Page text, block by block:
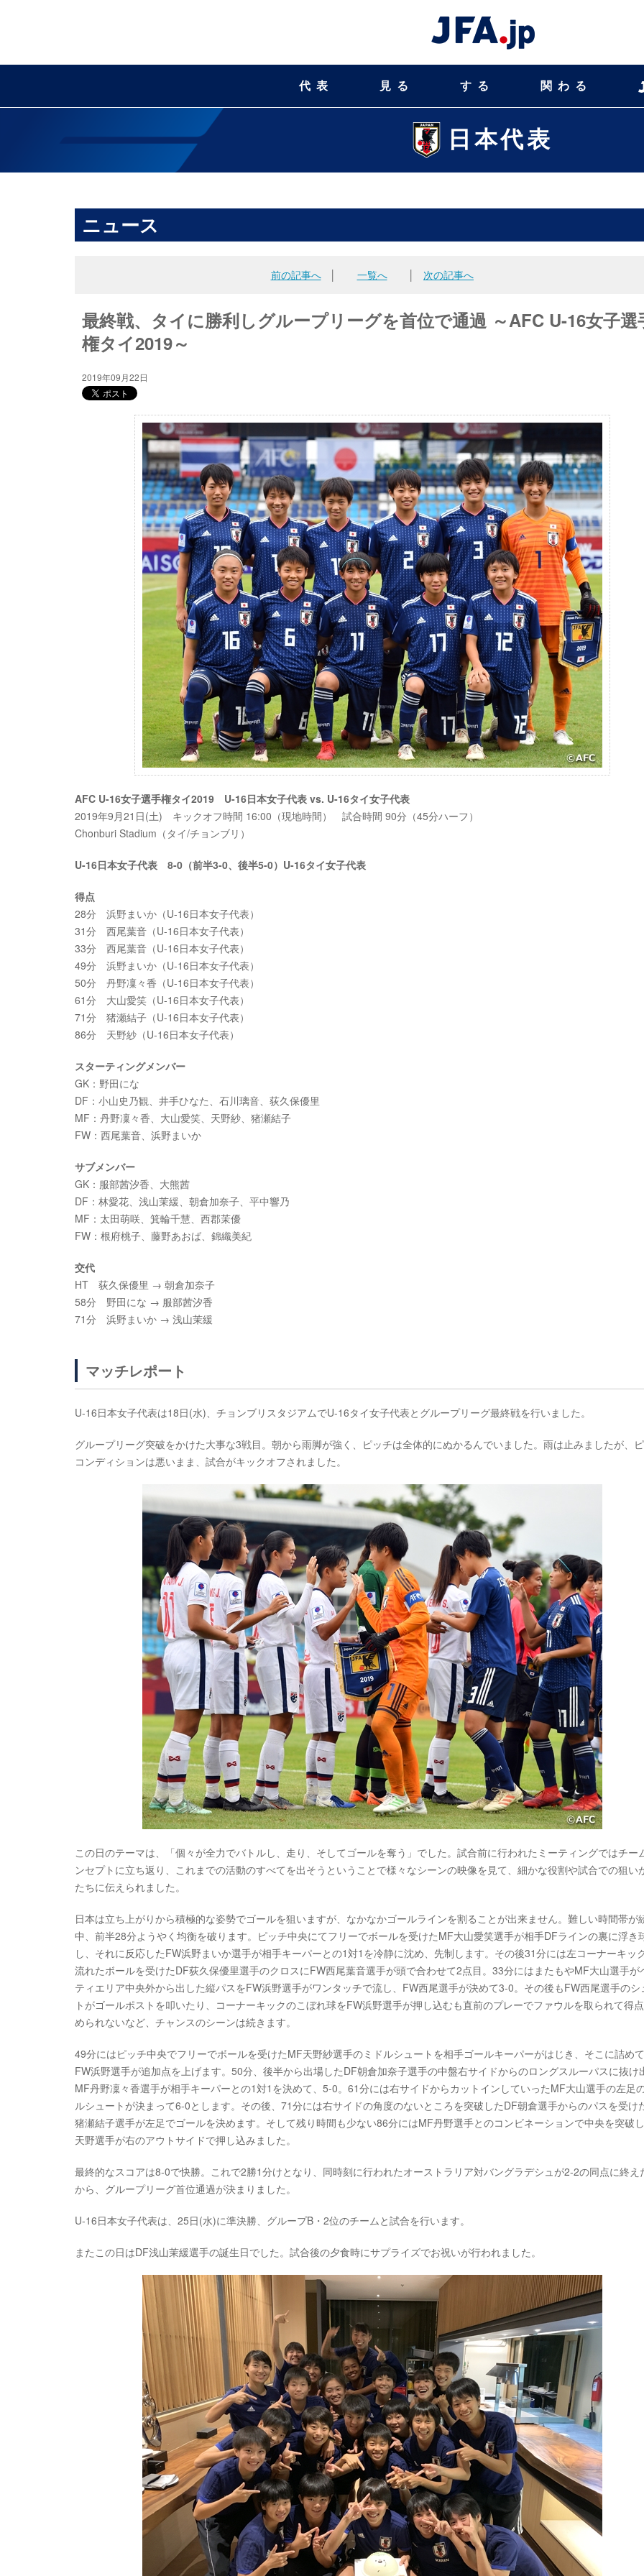
代表 見る する 関わる
日本代表
ニュース
前の記事へ│ 一覧へ 次の記事へ
最終戦、タイに勝利しグループリーグを首位で通過 ～AFC U-16女子選
権タイ2019～
2019年09月22日
AFC U-16女子選手権タイ2019 U-16日本女子代表 vs. U-16タイ女子代表
2019年9月21日(土) キックオフ時間 16:00（現地時間） 試合時間 90分（45分ハーフ）
Chonburi Stadium（タイ/チョンブリ）
U-16日本女子代表 8-0（前半3-0、後半5-0）U-16タイ女子代表
得点
28分 浜野まいか（U-16日本女子代表）
31分 西尾葉音（U-16日本女子代表）
33分 西尾葉音（U-16日本女子代表）
49分 浜野まいか（U-16日本女子代表）
50分 丹野凜々香（U-16日本女子代表）
61分 大山愛笑（U-16日本女子代表）
71分 猪瀬結子（U-16日本女子代表）
86分 天野紗（U-16日本女子代表）
スターティングメンバー
GK：野田にな
DF：小山史乃観、井手ひなた、石川璃音、荻久保優里
MF：丹野凜々香、大山愛笑、天野紗、猪瀬結子
FW：西尾葉音、浜野まいか
サブメンバー
GK：服部茜汐香、大熊茜
DF：林愛花、浅山茉緩、朝倉加奈子、平中響乃
MF：太田萌咲、箕輪千慧、西郡茉優
FW：根府桃子、藤野あおば、錦織美紀
交代
HT 荻久保優里 → 朝倉加奈子
58分 野田にな → 服部茜汐香
71分 浜野まいか → 浅山茉緩
マッチレポート
U-16日本女子代表は18日(水)、チョンブリスタジアムでU-16タイ女子代表とグループリーグ最終戦を行いました。
グループリーグ突破をかけた大事な3戦目。朝から雨脚が強く、ピッチは全体的にぬかるんでいました。雨は止みましたが、
コンディションは悪いまま、試合がキックオフされました。
この日のテーマは、「個々が全力でバトルし、走り、そしてゴールを奪う」でした。試合前に行われたミーティングではチー
ンセプトに立ち返り、これまでの活動のすべてを出そうということで様々なシーンの映像を見て、細かな役割や試合での狙い
たちに伝えられました。
日本は立ち上がりから積極的な姿勢でゴールを狙いますが、なかなかゴールラインを割ることが出来ません。難しい時間帯が
中、前半28分ようやく均衡を破ります。ピッチ中央にてフリーでボールを受けたMF大山愛笑選手が相手DFラインの裏に浮き
し、それに反応したFW浜野まいか選手が相手キーパーとの1対1を冷静に沈め、先制します。その後31分には左コーナーキッ
流れたボールを受けたDF荻久保優里選手のクロスにFW西尾葉音選手が頭で合わせて2点目。33分にはまたもやMF大山選手が
ティエリア中央外から出した縦パスをFW浜野選手がワンタッチで流し、FW西尾選手が決めて3-0。その後もFW西尾選手のシ
トがゴールポストを叩いたり、コーナーキックのこぼれ球をFW浜野選手が押し込むも直前のプレーでファウルを取られて得
められないなど、チャンスのシーンは続きます。
49分にはピッチ中央でフリーでボールを受けたMF天野紗選手のミドルシュートを相手ゴールキーパーがはじき、そこに詰め
FW浜野選手が追加点を上げます。50分、後半から出場したDF朝倉加奈子選手の中盤右サイドからのロングスルーパスに抜け
MF丹野凜々香選手が相手キーパーとの1対1を決めて、5-0。61分には右サイドからカットインしていったMF大山選手の左足
ルシュートが決まって6-0とします。その後、71分には右サイドの角度のないところを突破したDF朝倉選手からのパスを受け
猪瀬結子選手が左足でゴールを決めます。そして残り時間も少ない86分にはMF丹野選手とのコンビネーションで中央を突破
天野選手が右のアウトサイドで押し込みました。
最終的なスコアは8-0で快勝。これで2勝1分けとなり、同時刻に行われたオーストラリア対バングラデシュが2-2の同点に終え
から、グループリーグ首位通過が決まりました。
U-16日本女子代表は、25日(水)に準決勝、グループB・2位のチームと試合を行います。
またこの日はDF浅山茉緩選手の誕生日でした。試合後の夕食時にサプライズでお祝いが行われました。